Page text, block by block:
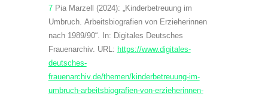
7Pia Marzell (2024): „Kinderbetreuung im
Umbruch. Arbeitsbiografien von Erzieherinnen
nach 1989/90“. In: Digitales Deutsches
Frauenarchiv. URL: https://www.digitales-
deutsches-
frauenarchiv.de/themen/kinderbetreuung-im-
umbruch-arbeitsbiografien-von-erzieherinnen-